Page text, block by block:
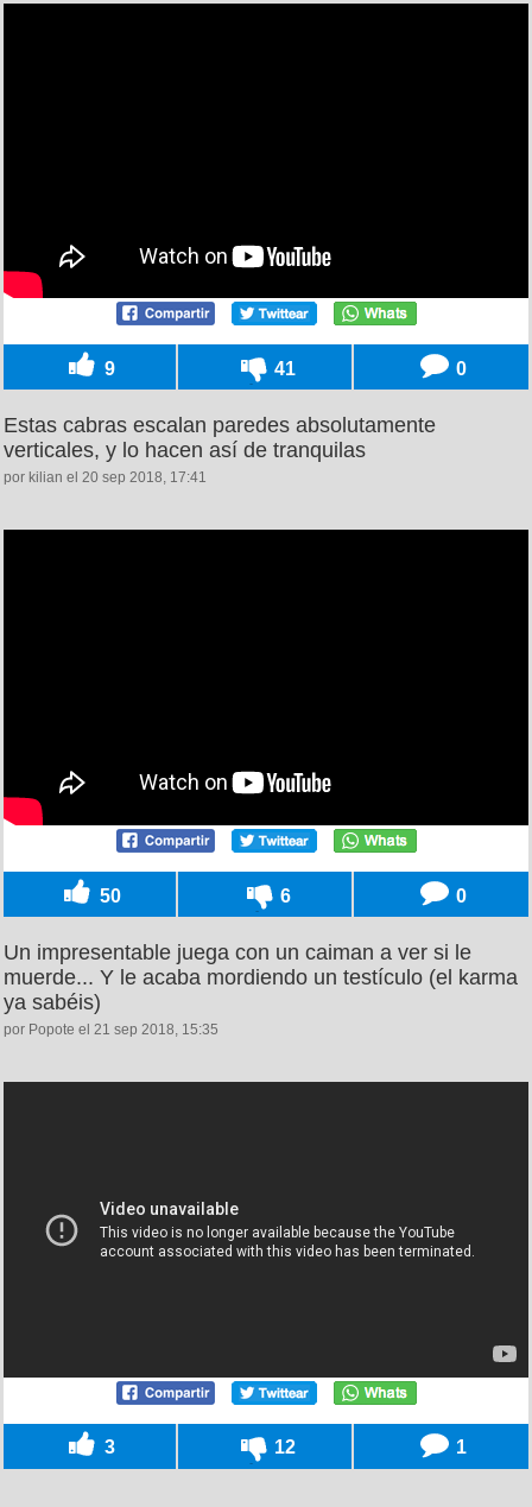
9 41 0
Estas cabras escalan paredes absolutamente
verticales, y lo hacen así de tranquilas
por kilian el 20 sep 2018, 17:41
50 6 0
Un impresentable juega con un caiman a ver si le
muerde... Y le acaba mordiendo un testículo (el karma
ya sabéis)
por Popote el 21 sep 2018, 15:35
3 12 1